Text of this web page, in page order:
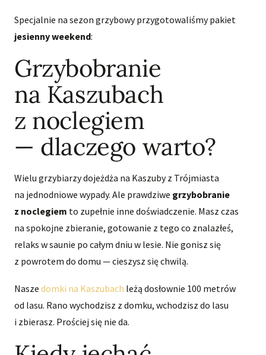
Specjalnie na sezon grzybowy przygotowaliśmy pakiet
jesienny weekend:
Grzybobranie
na Kaszubach
z noclegiem
— dlaczego warto?
Wielu grzybiarzy dojeżdża na Kaszuby z Trójmiasta
na jednodniowe wypady. Ale prawdziwe grzybobranie
z noclegiem to zupełnie inne doświadczenie. Masz czas
na spokojne zbieranie, gotowanie z tego co znalazłeś,
relaks w saunie po całym dniu w lesie. Nie gonisz się
z powrotem do domu — cieszysz się chwilą.
Nasze domki na Kaszubach leżą dosłownie 100 metrów
od lasu. Rano wychodzisz z domku, wchodzisz do lasu
i zbierasz. Prościej się nie da.